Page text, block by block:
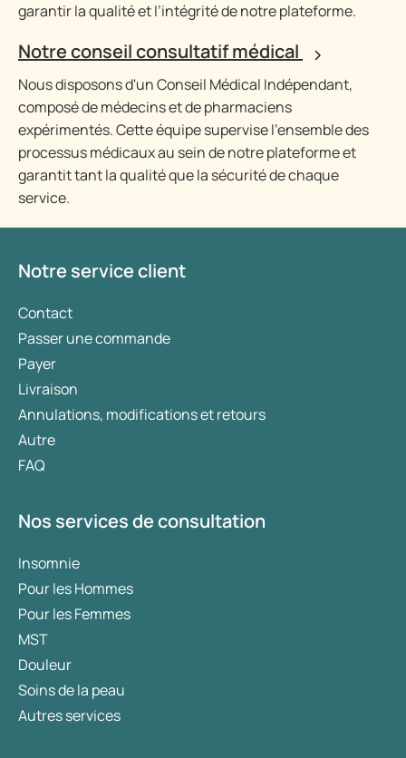
garantir la qualité et l’intégrité de notre plateforme.
Notre conseil consultatif médical
Nous disposons d'un Conseil Médical Indépendant,
composé de médecins et de pharmaciens
expérimentés. Cette équipe supervise l'ensemble des
processus médicaux au sein de notre plateforme et
garantit tant la qualité que la sécurité de chaque
service.
Notre service client
Contact
Passer une commande
Payer
Livraison
Annulations, modifications et retours
Autre
FAQ
Nos services de consultation
Insomnie
Pour les Hommes
Pour les Femmes
MST
Douleur
Soins de la peau
Autres services